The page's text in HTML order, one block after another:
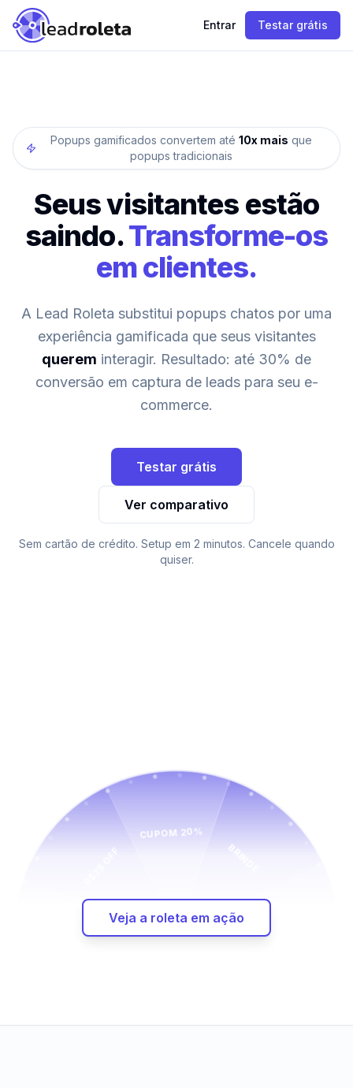
Entrar Testar grátis
Popups gamificados convertem até10x mais que
popups tradicionais
Seus visitantes estão
saindo.Transforme-os
em clientes.
A Lead Roleta substitui popups chatos por uma
experiência gamificada que seus visitantes
querem interagir. Resultado: até 30% de
conversão em captura de leads para seu e-
commerce.
Testar grátis
Ver comparativo
Sem cartão de crédito. Setup em 2 minutos. Cancele quando
quiser.
CUPOM 5%
CUPOM 15%
R$25 OFF
CUPOM 20%
GIRE!
Veja a roleta em ação